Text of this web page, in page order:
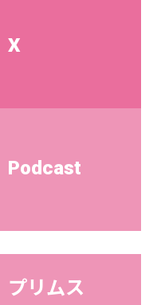
X
Podcast
プリムス